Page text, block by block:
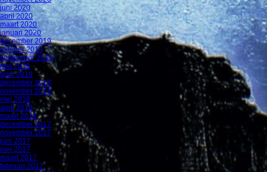
juni 2020
april 2020
maart 2020
januari 2020
december 2019
oktober 2019
september 2019
mei 2019
april 2019
december 2018
november 2018
mei 2018
april 2018
maart 2018
december 2017
november 2017
juni 2017
mei 2017
maart 2017
februari 2017